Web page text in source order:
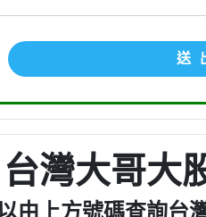
送
台灣大哥大
由上方號碼查詢台